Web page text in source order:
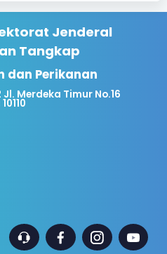
Jenderal
Tangkap
dan Perikanan
Merdeka Timur No.16